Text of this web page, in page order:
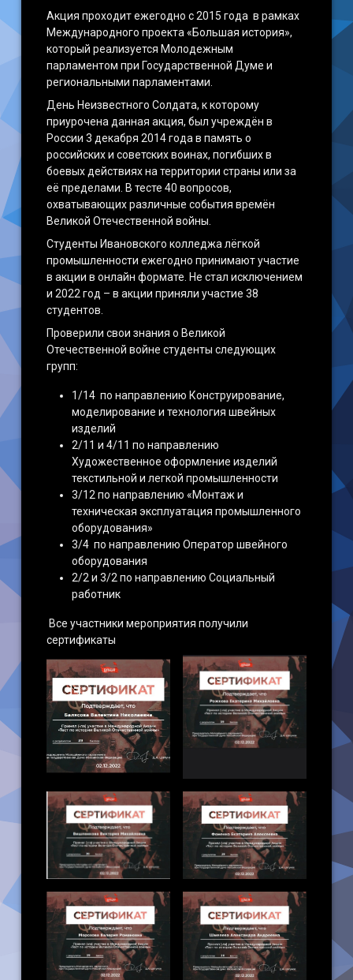
Акция проходит ежегодно с 2015 года в рамках
Международного проекта «Большая история»,
который реализуется Молодежным
парламентом при Государственной Думе и
региональными парламентами.
День Неизвестного Солдата, к которому
приурочена данная акция, был учреждён в
России 3 декабря 2014 года в память о
российских и советских воинах, погибших в
боевых действиях на территории страны или за
её пределами. В тесте 40 вопросов,
охватывающих различные события времён
Великой Отечественной войны.
Студенты Ивановского колледжа лёгкой
промышленности ежегодно принимают участие
в акции в онлайн формате. Не стал исключением
и 2022 год – в акции приняли участие 38
студентов.
Проверили свои знания о Великой
Отечественной войне студенты следующих
групп:
1/14 по направлению Конструирование,
моделирование и технология швейных
изделий
2/11 и 4/11 по направлению
Художественное оформление изделий
текстильной и легкой промышленности
3/12 по направлению «Монтаж и
техническая эксплуатация промышленного
оборудования»
3/4 по направлению Оператор швейного
оборудования
2/2 и 3/2 по направлению Социальный
работник
Все участники мероприятия получили
сертификаты